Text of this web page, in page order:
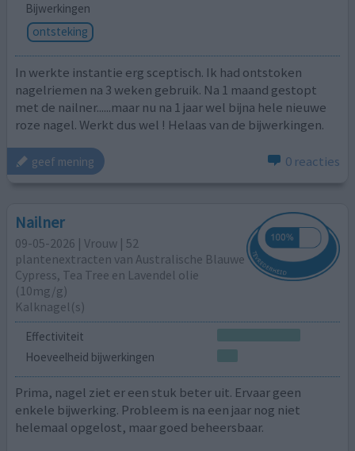
Bijwerkingen
ontsteking
In werkte instantie erg sceptisch. Ik had ontstoken
nagelriemen na 3 weken gebruik. Na 1 maand gestopt
met de nailner......maar nu na 1 jaar wel bijna hele nieuwe
roze nagel. Werkt dus wel ! Helaas van de bijwerkingen.
geef mening 0 reacties
Nailner
09-05-2026 | Vrouw | 52
plantenextracten van Australische Blauwe
Cypress, Tea Tree en Lavendel olie
(10mg/g)
Kalknagel(s)
Effectiviteit
Hoeveelheid bijwerkingen
Prima, nagel ziet er een stuk beter uit. Ervaar geen
enkele bijwerking. Probleem is na een jaar nog niet
helemaal opgelost, maar goed beheersbaar.